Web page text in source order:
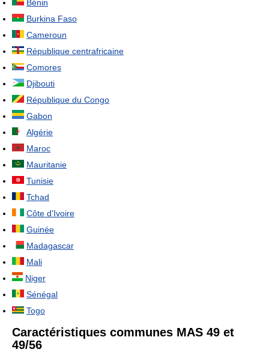
Bénin
Burkina Faso
Cameroun
République centrafricaine
Comores
Djibouti
République du Congo
Gabon
Algérie
Maroc
Mauritanie
Tunisie
Tchad
Côte d'Ivoire
Guinée
Madagascar
Mali
Niger
Sénégal
Togo
Caractéristiques communes MAS 49 et
49/56